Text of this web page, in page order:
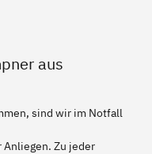
aus
sind wir im Notfall
Zu jeder